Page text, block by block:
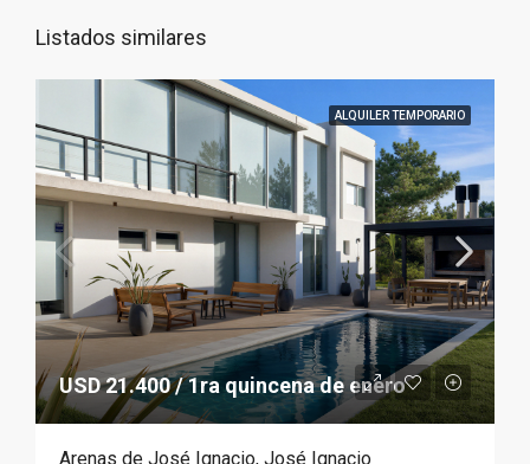
Listados similares
ALQUILER TEMPORARIO
USD 21.400 / 1ra quincena de enero
Arenas de José Ignacio, José Ignacio